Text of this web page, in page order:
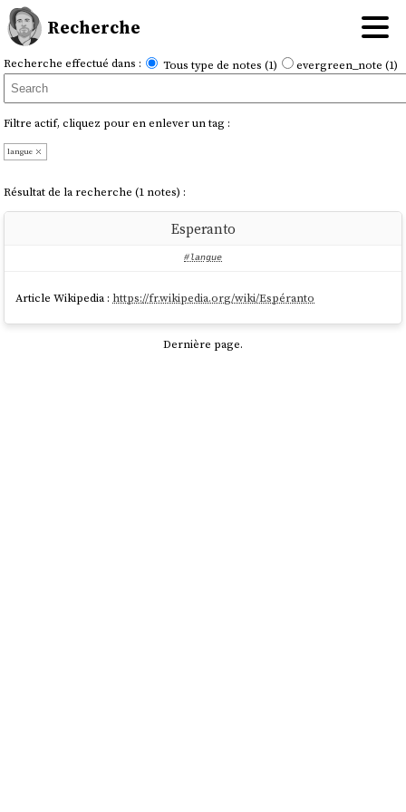
Recherche
Recherche effectué dans : Tous type de notes (1) evergreen_note (1)
Filtre actif, cliquez pour en enlever un tag :
langue
Résultat de la recherche (1 notes) :
Esperanto
#langue
Article Wikipedia : https://fr.wikipedia.org/wiki/Espéranto
Dernière page.